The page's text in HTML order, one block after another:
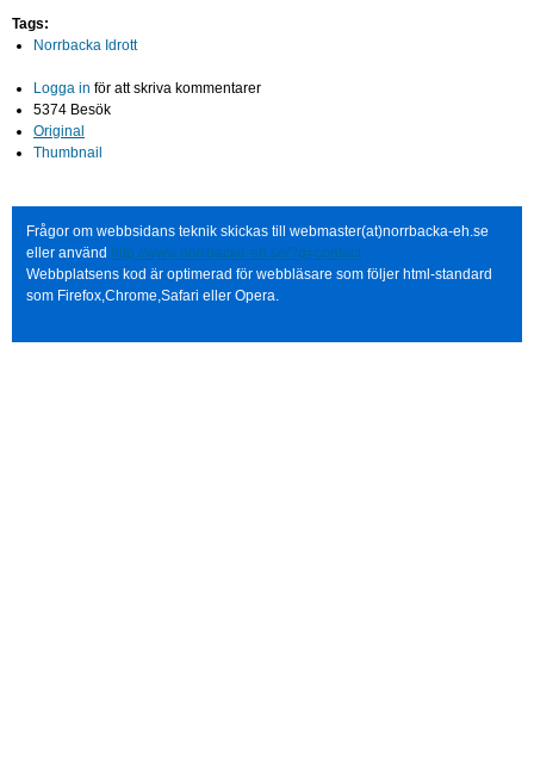
Tags:
Norrbacka Idrott
Logga in för att skriva kommentarer
5374 Besök
Original
Thumbnail
Frågor om webbsidans teknik skickas till webmaster(at)norrbacka-eh.se
eller använd http://www.norrbacka-eh.se/?q=contact
Webbplatsens kod är optimerad för webbläsare som följer html-standard
som Firefox,Chrome,Safari eller Opera.